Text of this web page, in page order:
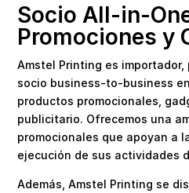
Socio All-in-
Promociones y
Amstel Printing es
socio business-to-business
productos promocionales,
publicitario. Ofrecemos una
promocionales que apoyan a
ejecución de sus actividades
Además, Amstel Printing se